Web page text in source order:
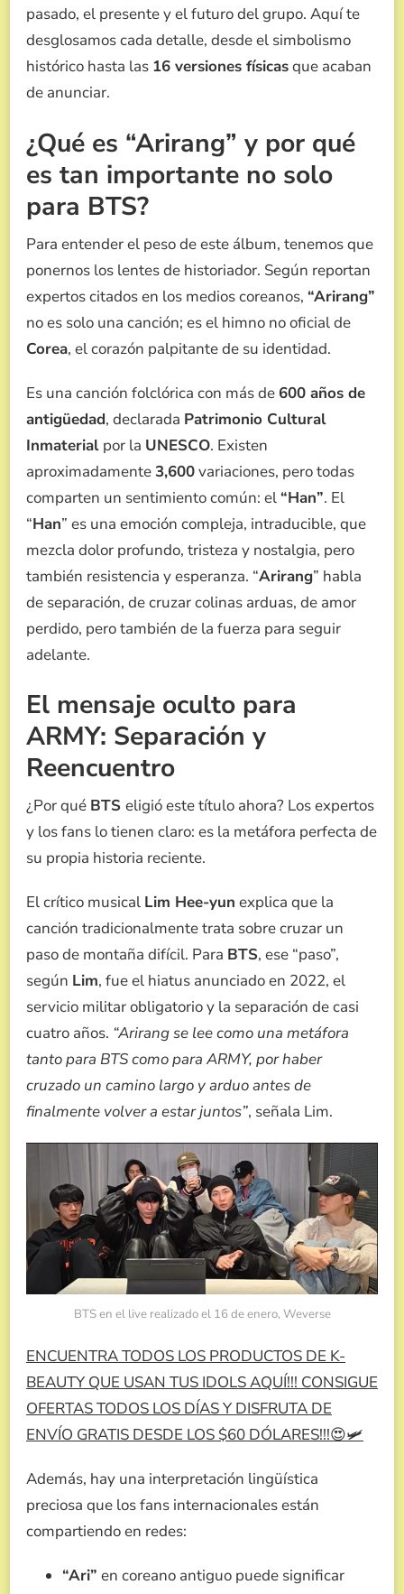
pasado, el presente y el futuro del grupo. Aquí te
desglosamos cada detalle, desde el simbolismo
histórico hasta las 16 versiones físicasque acaban
de anunciar.
¿Qué es “Arirang” y por qué
es tan importante no solo
para BTS?
Para entender el peso de este álbum, tenemos que
ponernos los lentes de historiador. Según reportan
expertos citados en los medios coreanos, “Arirang”
no es solo una canción; es el himno no oficial de
Corea, el corazón palpitante de su identidad.
Es una canción folclórica con más de 600 años de
antigüedad, declarada Patrimonio Cultural
Inmaterial por la UNESCO. Existen
aproximadamente3,600variaciones, pero todas
comparten un sentimiento común: el “Han”. El
“Han” es una emoción compleja, intraducible, que
mezcla dolor profundo, tristeza y nostalgia, pero
también resistencia y esperanza. “Arirang” habla
de separación, de cruzar colinas arduas, de amor
perdido, pero también de la fuerza para seguir
adelante.
El mensaje oculto para
ARMY: Separación y
Reencuentro
¿Por qué BTS eligió este título ahora? Los expertos
y los fans lo tienen claro: es la metáfora perfecta de
su propia historia reciente.
El crítico musical Lim Hee-yun explica que la
canción tradicionalmente trata sobre cruzar un
paso de montaña difícil. Para BTS, ese “paso”,
según Lim, fue el hiatus anunciado en 2022, el
servicio militar obligatorio y la separación de casi
cuatro años. “Arirang se lee como una metáfora
tanto para BTS como para ARMY, por haber
cruzado un camino largo y arduo antes de
finalmente volver a estar juntos”, señala Lim.
BTS en el live realizado el 16 de enero, Weverse
ENCUENTRA TODOS LOS PRODUCTOS DE K-
BEAUTY QUE USAN TUS IDOLS AQUÍ!!! CONSIGUE
OFERTAS TODOS LOS DÍAS Y DISFRUTA DE
ENVÍO GRATIS DESDE LOS $60 DÓLARES!!!😍🛩️
Además, hay una interpretación lingüística
preciosa que los fans internacionales están
compartiendo en redes:
“Ari” en coreano antiguo puede significar